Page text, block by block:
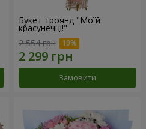
Букет троянд "Моїй
красунечці!"
2 554 грн
Замовити